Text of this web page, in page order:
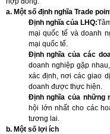
a. Một số định nghĩa Trade
Định nghĩa của LHQ:
mại quốc tế và doanh
mại quốc tế.
Định nghĩa của các
doanh nghiệp gặp
xác định, nơi các giao
doanh được thực hiện.
Định nghĩa của những
hội lớn nhất cho các
tương lai.
b. Một số lợi ích